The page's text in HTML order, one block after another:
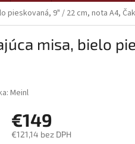
pieskovaná, 9" / 22 cm, nota A4,
misa, bielo
Meinl
€149
€121,14 bez DPH